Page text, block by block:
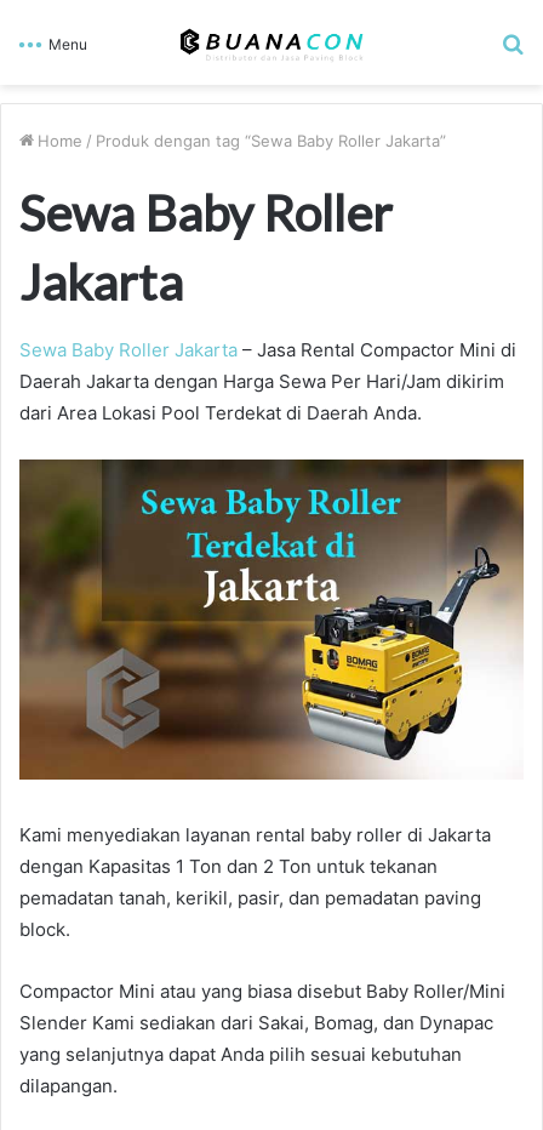
Menu
Home / Produk dengan tag “Sewa Baby Roller Jakarta”
Sewa Baby Roller
Jakarta
Sewa Baby Roller Jakarta – Jasa Rental Compactor Mini di
Daerah Jakarta dengan Harga Sewa Per Hari/Jam dikirim
dari Area Lokasi Pool Terdekat di Daerah Anda.
Kami menyediakan layanan rental baby roller di Jakarta
dengan Kapasitas 1 Ton dan 2 Ton untuk tekanan
pemadatan tanah, kerikil, pasir, dan pemadatan paving
block.
Compactor Mini atau yang biasa disebut Baby Roller/Mini
Slender Kami sediakan dari Sakai, Bomag, dan Dynapac
yang selanjutnya dapat Anda pilih sesuai kebutuhan
dilapangan.